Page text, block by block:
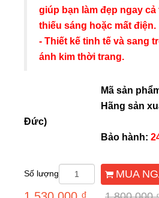
giúp bạn làm đẹp ngay
thiếu sáng hoặc mất điện.
- Thiết kế tinh tế và sang
ánh kim thời trang.
Mã sản
Hãng sản
Đức)
Bảo hành:
Số lượng MUA